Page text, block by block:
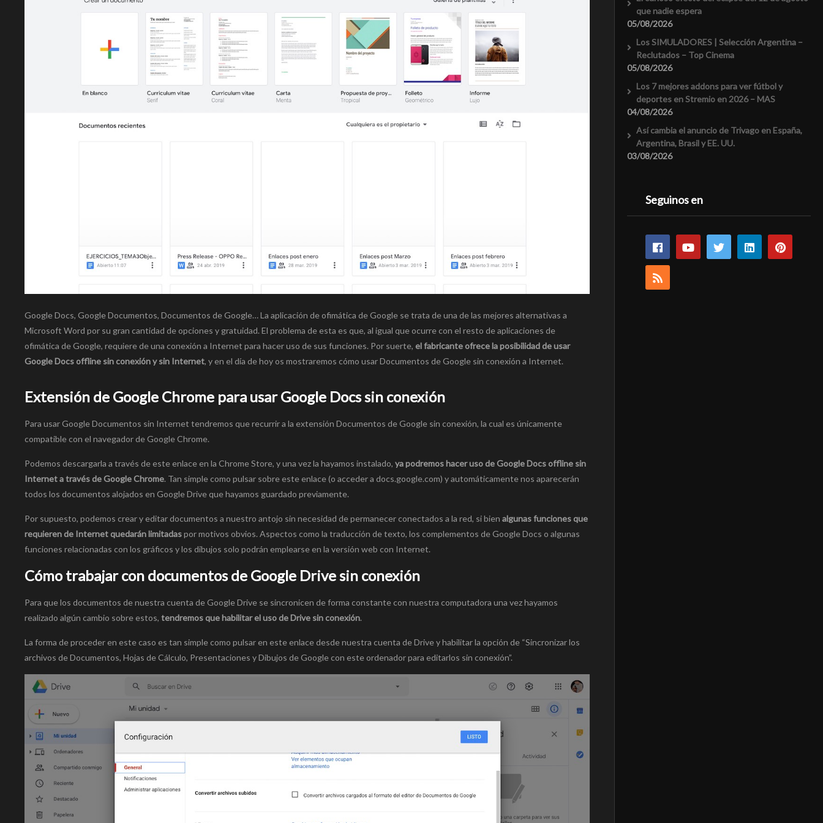
Google Docs, Google Documentos, Documentos de Google… La aplicación de ofimática de Google se trata de una de las mejores alternativas a
Microsoft Word por su gran cantidad de opciones y gratuidad. El problema de esta es que, al igual que ocurre con el resto de aplicaciones de
ofimática de Google, requiere de una conexión a Internet para hacer uso de sus funciones. Por suerte, el fabricante ofrece la posibilidad de usar
Google Docs offline sin conexión y sin Internet, y en el día de hoy os mostraremos cómo usar Documentos de Google sin conexión a Internet.
Extensión de Google Chrome para usar Google Docs sin conexión
Para usar Google Documentos sin Internet tendremos que recurrir a la extensión Documentos de Google sin conexión, la cual es únicamente
compatible con el navegador de Google Chrome.
Podemos descargarla a través de este enlace en la Chrome Store, y una vez la hayamos instalado, ya podremos hacer uso de Google Docs offline sin
Internet a través de Google Chrome. Tan simple como pulsar sobre este enlace (o acceder a docs.google.com) y automáticamente nos aparecerán
todos los documentos alojados en Google Drive que hayamos guardado previamente.
Por supuesto, podemos crear y editar documentos a nuestro antojo sin necesidad de permanecer conectados a la red, si bien algunas funciones que
requieren de Internet quedarán limitadaspor motivos obvios. Aspectos como la traducción de texto, los complementos de Google Docs o algunas
funciones relacionadas con los gráficos y los dibujos solo podrán emplearse en la versión web con Internet.
Cómo trabajar con documentos de Google Drive sin conexión
Para que los documentos de nuestra cuenta de Google Drive se sincronicen de forma constante con nuestra computadora una vez hayamos
realizado algún cambio sobre estos, tendremos que habilitar el uso de Drive sin conexión.
La forma de proceder en este caso es tan simple como pulsar en este enlace desde nuestra cuenta de Drive y habilitar la opción de “Sincronizar los
archivos de Documentos, Hojas de Cálculo, Presentaciones y Dibujos de Google con este ordenador para editarlos sin conexión”.
que nadie espera
05/08/2026
Los SIMULADORES | Selección Argentina –
Reclutados – Top Cinema
05/08/2026
Los 7 mejores addons para ver fútbol y
deportes en Stremio en 2026 – MAS
04/08/2026
Así cambia el anuncio de Trivago en España,
Argentina, Brasil y EE. UU.
03/08/2026
Seguinos en